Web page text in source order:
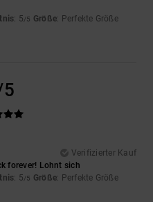
: 5/5 Größe: Perfekte Größe
Verifizierter Kauf
forever! Lohnt sich
: 5/5 Größe: Perfekte Größe